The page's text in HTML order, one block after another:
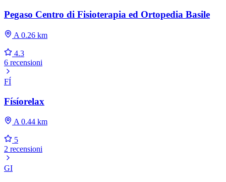
Pegaso Centro di Fisioterapia ed Ortopedia Basile
A 0.26 km
4.3
6 recensioni
FÍ
Físíorelax
A 0.44 km
5
2 recensioni
GI